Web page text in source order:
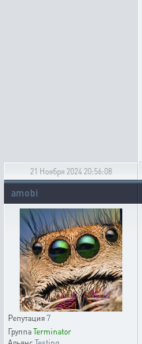
21 Ноября 2024 20:56:08
amobi
Репутация7
ГруппаTerminator